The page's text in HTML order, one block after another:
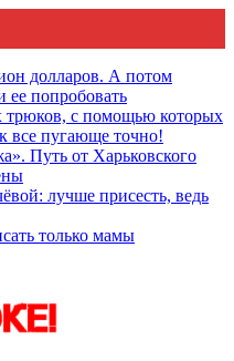
долларов. А потом
попробовать
с помощью которых
все пугающе точно!
Путь от Харьковского
лучше присесть, ведь
только мамы